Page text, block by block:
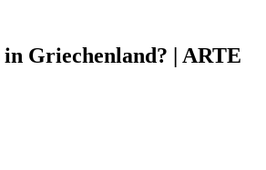
Griechenland? | ARTE